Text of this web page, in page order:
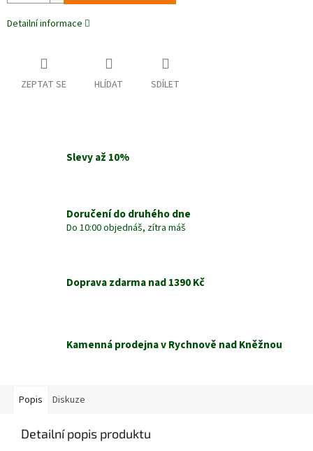
Detailní informace
ZEPTAT SE HLÍDAT SDÍLET
Slevy až 10%
Doručení do druhého dne
Do 10:00 objednáš, zítra máš
Doprava zdarma nad 1390 Kč
Kamenná prodejna v Rychnově nad Kněžnou
Popis Diskuze
Detailní popis produktu